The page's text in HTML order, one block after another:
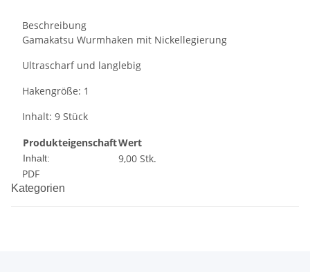
Beschreibung
Gamakatsu Wurmhaken mit Nickellegierung
Ultrascharf und langlebig
Hakengröße: 1
Inhalt: 9 Stück
ProdukteigenschaftWert
Inhalt:
9,00 Stk.
PDF
Kategorien